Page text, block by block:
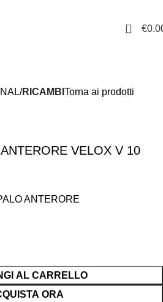
0 €
RICAMBI Torna ai prodotti
VELOX V 10
ANTERORE
AL CARRELLO
ORA